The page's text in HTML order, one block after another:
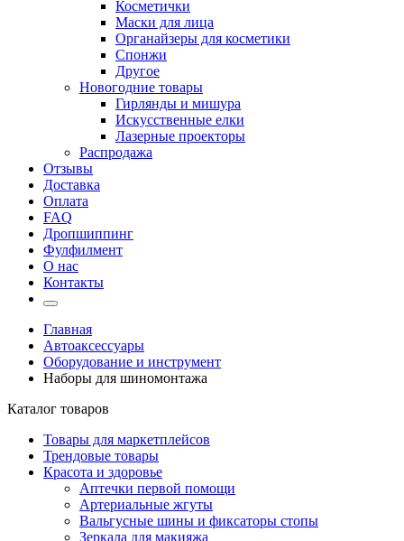
Косметички
Маски для лица
Органайзеры для косметики
Спонжи
Другое
Новогодние товары
Гирлянды и мишура
Искусственные елки
Лазерные проекторы
Распродажа
Отзывы
Доставка
Оплата
FAQ
Дропшиппинг
Фулфилмент
О нас
Контакты
Главная
Автоаксессуары
Оборудование и инструмент
Наборы для шиномонтажа
Каталог товаров
Товары для маркетплейсов
Трендовые товары
Красота и здоровье
Аптечки первой помощи
Артериальные жгуты
Вальгусные шины и фиксаторы стопы
Зеркала для макияжа